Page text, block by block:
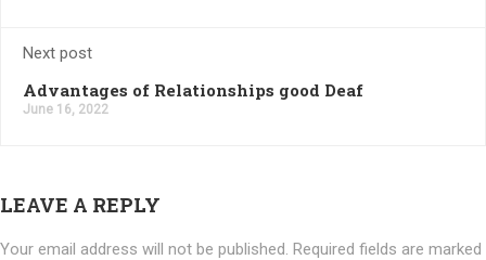
Next post
Advantages of Relationships good Deaf
June 16, 2022
LEAVE A REPLY
Your email address will not be published. Required fields are marked